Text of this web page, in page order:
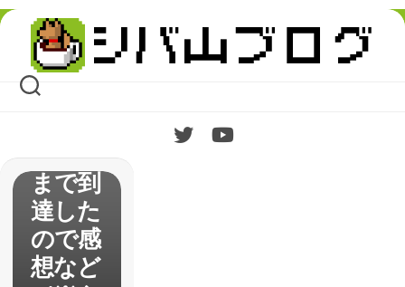
Skip
content
2弾
「大根
義民一
揆」
の結末
まで到
達した
ので感
想など